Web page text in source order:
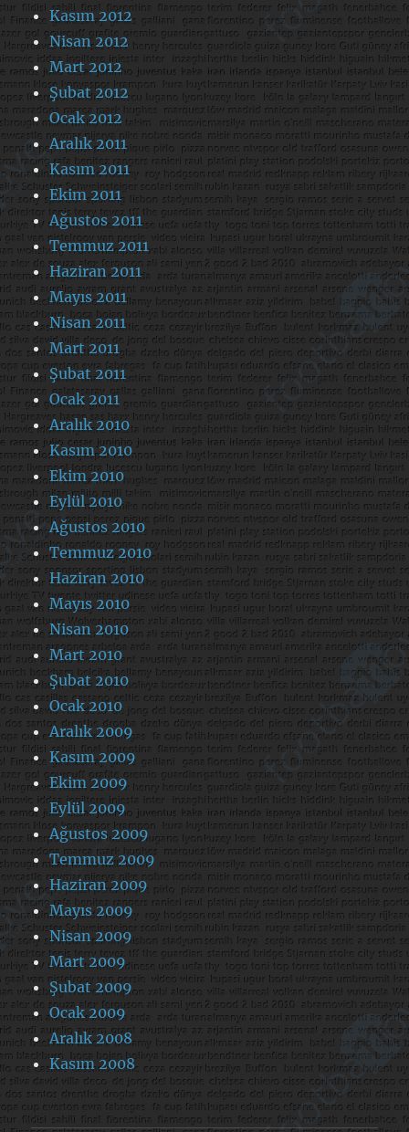
Kasım 2012
Nisan 2012
Mart 2012
Şubat 2012
Ocak 2012
Aralık 2011
Kasım 2011
Ekim 2011
Ağustos 2011
Temmuz 2011
Haziran 2011
Mayıs 2011
Nisan 2011
Mart 2011
Şubat 2011
Ocak 2011
Aralık 2010
Kasım 2010
Ekim 2010
Eylül 2010
Ağustos 2010
Temmuz 2010
Haziran 2010
Mayıs 2010
Nisan 2010
Mart 2010
Şubat 2010
Ocak 2010
Aralık 2009
Kasım 2009
Ekim 2009
Eylül 2009
Ağustos 2009
Temmuz 2009
Haziran 2009
Mayıs 2009
Nisan 2009
Mart 2009
Şubat 2009
Ocak 2009
Aralık 2008
Kasım 2008